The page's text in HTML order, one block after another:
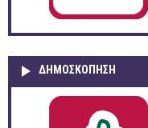
ΔΗΜΟΣΚΌΠΗΣΗ